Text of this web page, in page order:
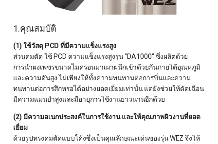
1.คุณสมบัติ
(1) ใช้วัสดุ PCD ที่มีความแข็งแรงสูง
ส่วนคมตัด ใช้ PCD ความแข็งแรงสูงรุ่น "DA1000" ซึ่งผลิตด้วย
การนำผงเพชรขนาดไมครอนมาเผาผนึกเข้าด้วยกันภายใต้อุณหภูมิ
และความดันสูง ไม่เพียงให้ทั้งความทนทานต่อการบิ่นและความ
ทนทานต่อการสึกหรอได้อย่างยอดเยี่ยมเท่านั้น แต่ยังช่วยให้ตัดเฉือน
มีความแม่นยำสูงและมีอายุการใช้งานยาวนานอีกด้วย
(2) มีความอเนกประสงค์ในการใช้งาน และให้คุณภาพผิวงานที่ยอด
เยี่ยม
ด้วยรูปทรงคมตัดแบบโค้งซึ่งเป็นคุณลักษณะเด่นของรุ่น WEZ จึงให้